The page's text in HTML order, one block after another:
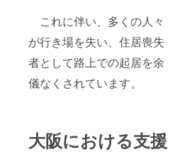
これに伴い、多くの人々
が行き場を失い、住居喪失
者として路上での起居を余
儀なくされています。
大阪における支援